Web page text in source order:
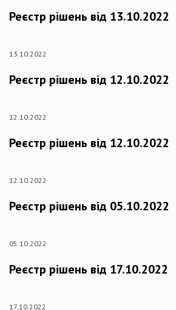
Реєстр рішень від 13.10.2022
13.10.2022
Реєстр рішень від 12.10.2022
12.10.2022
Реєстр рішень від 12.10.2022
12.10.2022
Реєстр рішень від 05.10.2022
05.10.2022
Реєстр рішень від 17.10.2022
17.10.2022